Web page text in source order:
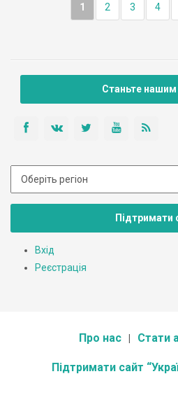
1 2 3 4
Станьте
Підтримати
Вхід
Реєстрація
Про нас Стати
Підтримати сайт